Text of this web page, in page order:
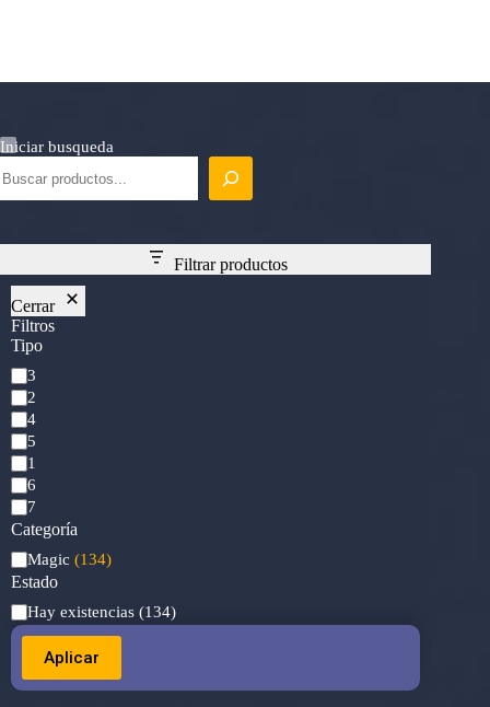
Iniciar busqueda
Filtrar productos
Cerrar
Filtros
Tipo
Mana
Cost
3
2
4
5
1
6
7
Categoría
Categoría
Magic (134)
Estado
Estado
Hay existencias (134)
Aplicar